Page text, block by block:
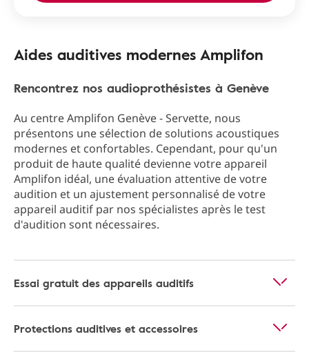
Aides auditives modernes Amplifon
Rencontrez nos audioprothésistes à Genève
Au centre Amplifon Genève - Servette, nous
présentons une sélection de solutions acoustiques
modernes et confortables. Cependant, pour qu'un
produit de haute qualité devienne votre appareil
Amplifon idéal, une évaluation attentive de votre
audition et un ajustement personnalisé de votre
appareil auditif par nos spécialistes après le test
d'audition sont nécessaires.
Essai gratuit des appareils auditifs
Protections auditives et accessoires